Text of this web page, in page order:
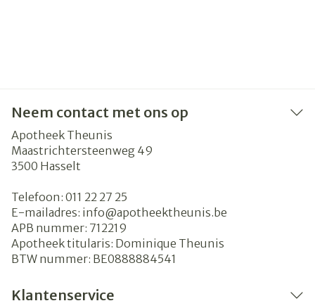
Neem contact met ons op
Apotheek Theunis
Maastrichtersteenweg 49
3500 Hasselt
Telefoon: 011 22 27 25
E-mailadres: info@apotheektheunis.be
APB nummer: 712219
Apotheek titularis: Dominique Theunis
BTW nummer: BE0888884541
Klantenservice